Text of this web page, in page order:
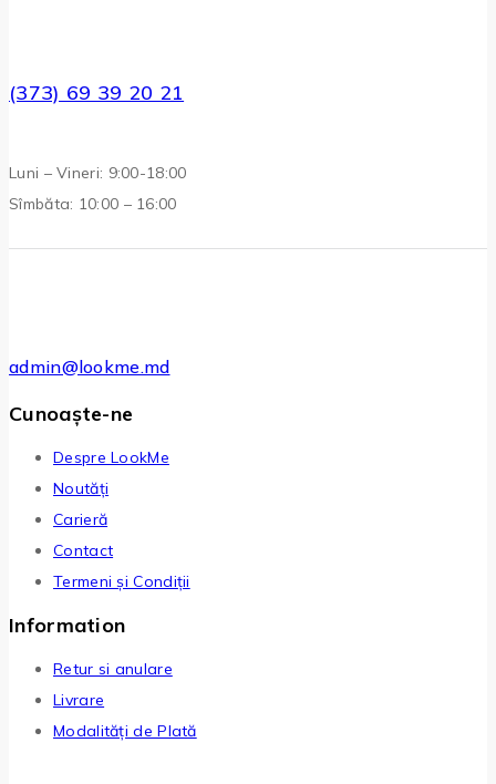
(373) 69 39 20 21
Luni – Vineri: 9:00-18:00
Sîmbăta: 10:00 – 16:00
admin@lookme.md
Cunoaște-ne
Despre LookMe
Noutăți
Carieră
Contact
Termeni și Condiții
Information
Retur si anulare
Livrare
Modalități de Plată